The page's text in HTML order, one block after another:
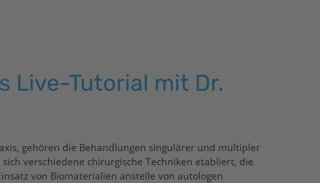
Live-Tutorial mit Dr.
gehören die Behandlungen singulärer und multipler
verschiedene chirurgische Techniken etabliert, die
von Biomaterialien anstelle von autologen